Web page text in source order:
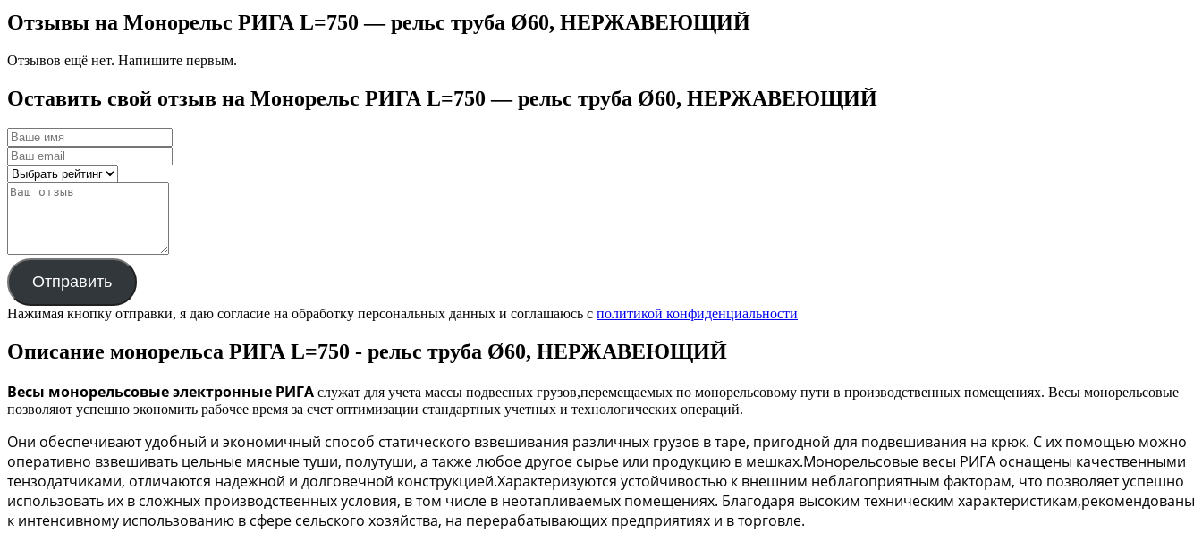
Отзывы на Монорельс РИГА L=750 — рельс труба Ø60, НЕРЖАВЕЮЩИЙ
Отзывов ещё нет. Напишите первым.
Оставить свой отзыв на Монорельс РИГА L=750 — рельс труба Ø60, НЕРЖАВЕЮЩИЙ
Отправить
Нажимая кнопку отправки, я даю согласие на обработку персональных данных и соглашаюсь с политикой конфиденциальности
Описание монорельса РИГА L=750 - рельс труба Ø60, НЕРЖАВЕЮЩИЙ
Весы монорельсовые электронные РИГА служат для учета массы подвесных грузов,перемещаемых по монорельсовому пути в производственных помещениях. Весы монорельсовые
позволяют успешно экономить рабочее время за счет оптимизации стандартных учетных и технологических операций.
Они обеспечивают удобный и экономичный способ статического взвешивания различных грузов в таре, пригодной для подвешивания на крюк. С их помощью можно
оперативно взвешивать цельные мясные туши, полутуши, а также любое другое сырье или продукцию в мешках.Монорельсовые весы РИГА оснащены качественными
тензодатчиками, отличаются надежной и долговечной конструкцией.Характеризуются устойчивостью к внешним неблагоприятным факторам, что позволяет успешно
использовать их в сложных производственных условия, в том числе в неотапливаемых помещениях. Благодаря высоким техническим характеристикам,рекомендованы
к интенсивному использованию в сфере сельского хозяйства, на перерабатывающих предприятиях и в торговле.